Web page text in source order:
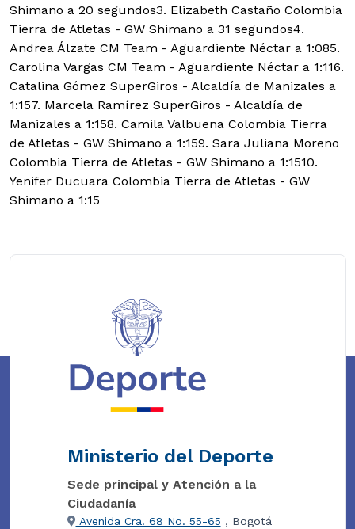
Shimano a 20 segundos3. Elizabeth Castaño Colombia
Tierra de Atletas - GW Shimano a 31 segundos4.
Andrea Álzate CM Team - Aguardiente Néctar a 1:085.
Carolina Vargas CM Team - Aguardiente Néctar a 1:116.
Catalina Gómez SuperGiros - Alcaldía de Manizales a
1:157. Marcela Ramírez SuperGiros - Alcaldía de
Manizales a 1:158. Camila Valbuena Colombia Tierra
de Atletas - GW Shimano a 1:159. Sara Juliana Moreno
Colombia Tierra de Atletas - GW Shimano a 1:1510.
Yenifer Ducuara Colombia Tierra de Atletas - GW
Shimano a 1:15
Ministerio del Deporte
Sede principal y Atención a la
Ciudadanía
Avenida Cra. 68 No. 55-65 , Bogotá